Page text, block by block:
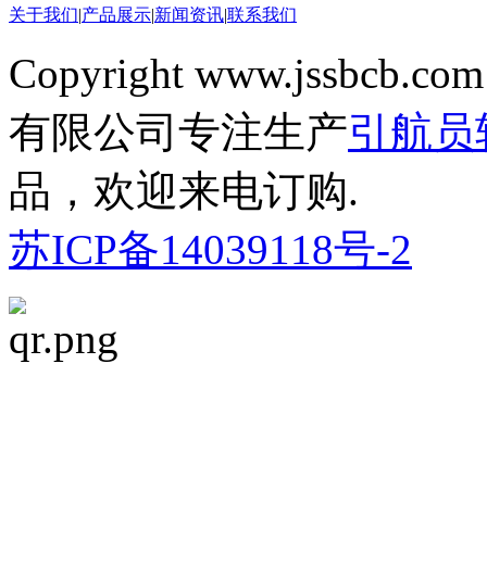
关于我们|产品展示|新闻资讯|联系我们
Copyright
有限公司专注生产引航员
品，欢迎来电订购.
苏ICP备14039118号-2